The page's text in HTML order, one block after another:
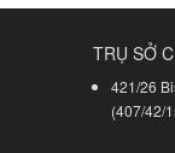
TRỤ SỞ
421/26
(407/42/